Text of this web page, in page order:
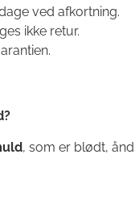
ved afkortning.
ikke retur.
, som er blødt,